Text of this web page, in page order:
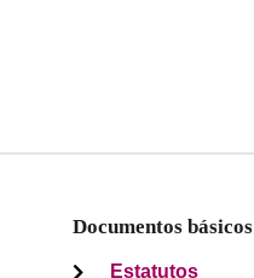
Documentos básicos
Estatutos